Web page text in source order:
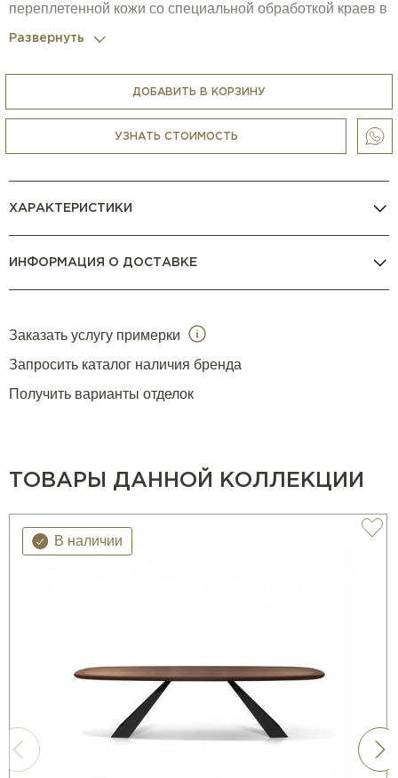
переплетенной кожи со специальной обработкой краев в
черный цвет. Пуф может использоваться как подставка
для ног, простое сиденье или стильный декор. Его
элегантный дизайн делает его прекрасным дополнением
к любому интерьеру, придавая пространству шарм и уют.
Развернуть
ДОБАВИТЬ В КОРЗИНУ
УЗНАТЬ СТОИМОСТЬ
ХАРАКТЕРИСТИКИ
ИНФОРМАЦИЯ О ДОСТАВКЕ
Заказать услугу примерки
Запросить каталог наличия бренда
Получить варианты отделок
ТОВАРЫ ДАННОЙ КОЛЛЕКЦИИ
В наличии